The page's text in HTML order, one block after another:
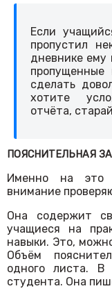
Если
пропустил
дневнике ему
сделать
хотите
отчёта,
ПОЯСНИТЕЛЬНАЯ
Именно на это
внимание
Она содержит
учащиеся на
навыки. Это,
Объём
одного листа. В
студента. Она